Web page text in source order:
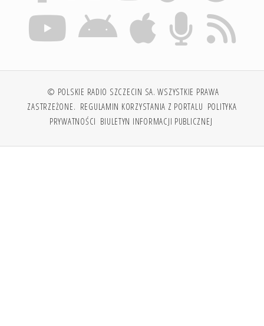
© POLSKIE RADIO SZCZECIN SA. WSZYSTKIE PRAWA
ZASTRZEŻONE. REGULAMIN KORZYSTANIA Z PORTALU POLITYKA
PRYWATNOŚCI BIULETYN INFORMACJI PUBLICZNEJ